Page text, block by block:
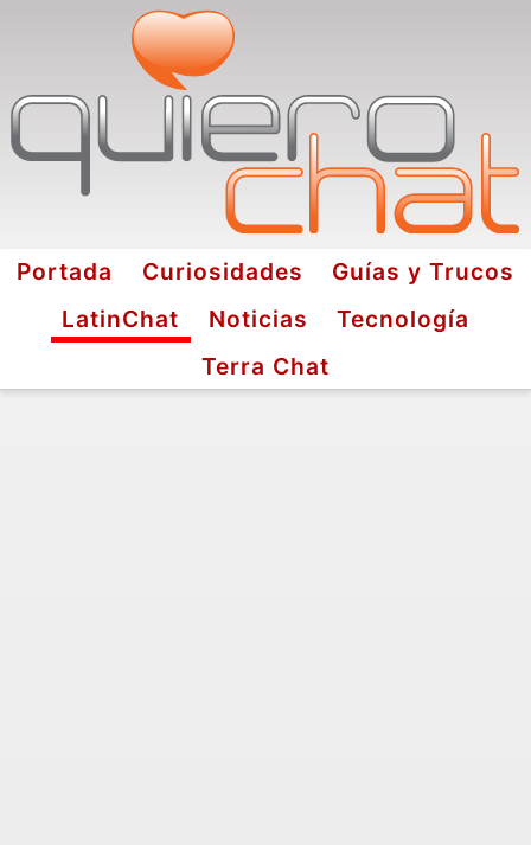
Portada Curiosidades
Guías y Trucos
LatinChat
Noticias
Tecnología
Terra Chat